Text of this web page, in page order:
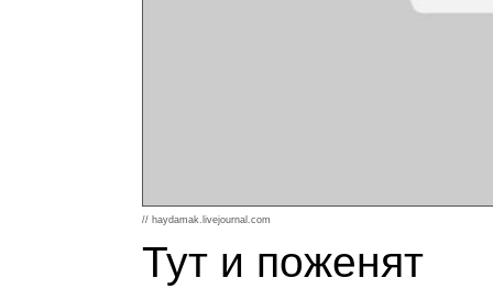
// haydamak.livejournal.com
Тут и поженят